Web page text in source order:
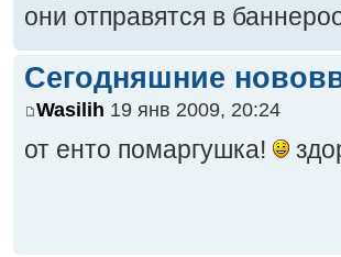
они отправятся в
Сегодняшние
Wasilih 19 янв 2009, 20:24
от енто помаргушка!